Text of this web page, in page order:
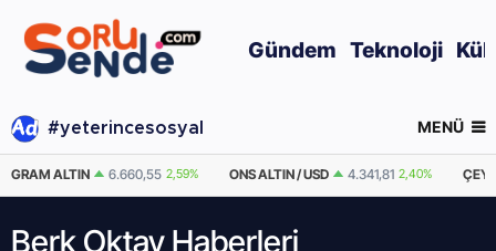
Gündem Teknoloji
#yeterincesosyal MENÜ
GRAM ALTIN 6.660,55 2,59% ONS ALTIN / USD 4.341,81 2,40%
Berk Oktay Haberleri